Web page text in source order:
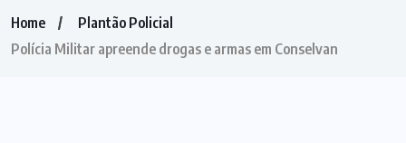
Home
Plantão Policial
Polícia Militar apreende drogas e armas em Conselvan